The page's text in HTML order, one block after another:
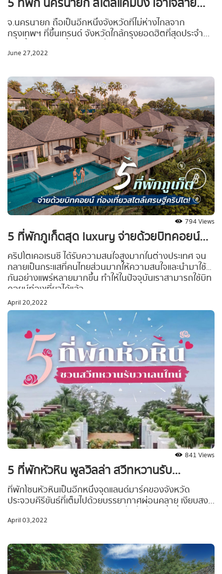
5 ที่พัก นครนายก สไตล์แคมปิ้ง เอาใจสาย
ธรรมชาติ 2022
จ.นครนายก ถือเป็นอีกหนึ่งจังหวัดที่ไม่ห่างไกลจาก
กรุงเทพฯ ที่ขึ้นเทรนด์ จังหวัดใกล้กรุงยอดฮิตที่สุดประจำ
แนะนำที่พักโดนใจสายแคมป์ปิ้ง “5 พิกัดที่พัก & จุดกาง
กับ Green Season อย่างตอนนี้เป็นที่สุด!
June 27,2022
794 Views
5 ที่พักภูเก็ตสุด luxury จ่ายด้วยบิทคอยน์
ท่องเที่ยวสไตล์เศรษฐีคริปโต!
คริปโตเคอเรนซี ได้รับความสนใจสูงมากในต่างประเทศ จน
กลายเป็นกระแสที่คนไทยส่วนมากให้ความสนใจและนำมาใช้
กันอย่างแพร่หลายมากขึ้น ทำให้ในปัจจุบันเราสามารถใช้บิท
คอยน์ท่องเที่ยวได้แล้ว
April 20,2022
841 Views
5 ที่พักหัวหิน พูลวิลล่า สวีทหวานรับ
วาเลนไทน์ 2022
ที่พักโซนหัวหินเป็นอีกหนึ่งจุดแลนด์มาร์คของจังหวัด
ประจวบคีรีขันธ์ที่เต็มไปด้วยบรรยากาศผ่อนคลาย เงียบสงบ
พระจันทร์กันให้หวานชื่น เติมเต็มความรักให้กันในวันพัก
April 03,2022